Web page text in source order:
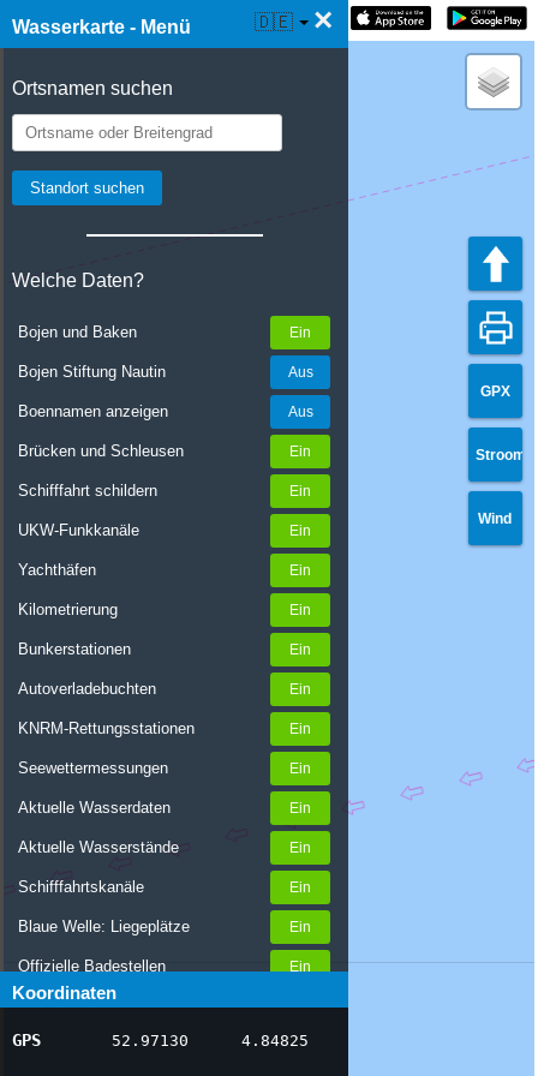
Wasserkarte - Menü ×
Ortsnamen suchen
Welche Daten?
Bojen und Baken
Bojen Stiftung Nautin
Boennamen anzeigen
Brücken und Schleusen
Schifffahrt schildern
UKW-Funkkanäle
Yachthäfen
Kilometrierung
Bunkerstationen
Autoverladebuchten
KNRM-Rettungsstationen
Seewettermessungen
Aktuelle Wasserdaten
Aktuelle Wasserstände
Schifffahrtskanäle
Blaue Welle: Liegeplätze
Offizielle Badestellen
Nachrichten Binnenschifffahrt
AIS-Schiffspositionen
Koordinaten
GPS 52.97130 4.84825
☰ Wasserkarte Live 🇩🇪
GPX
Stroom
Wind